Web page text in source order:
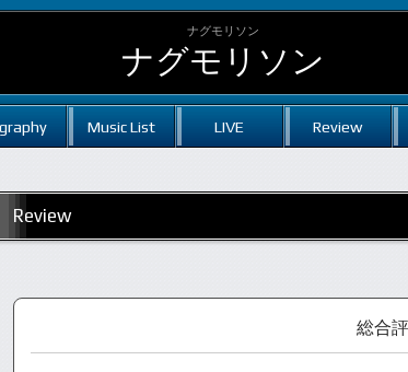
ナグモリソン
ナグモリソン
Music List LIVE Review
Review
総合